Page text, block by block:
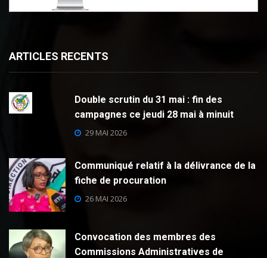
ARTICLES RECENTS
Double scrutin du 31 mai : fin des
campagnes ce jeudi 28 mai à minuit
29 MAI 2026
Communiqué relatif à la délivrance de la
fiche de procuration
26 MAI 2026
Convocation des membres des
Commissions Administratives de